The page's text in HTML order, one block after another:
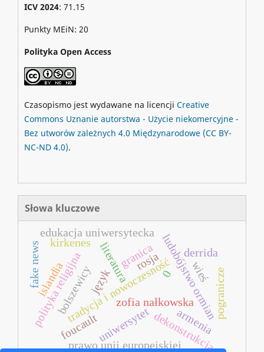
ICV 2024: 71.15
Punkty MEiN: 20
Polityka Open Access
Czasopismo jest wydawane na licencji Creative
Commons Uznanie autorstwa - Użycie niekomercyjne -
Bez utworów zależnych 4.0 Międzynarodowe (CC BY-
NC-ND 4.0).
Słowa kluczowe
rosja
tradycja i nowoczesnośćludobójstwo ormian
0
literatura
zofia nałkowska
uniwersytet
edukacja uniwersytecka
dekonstrukcja
derrida
foucault
język
bolszewicy
polityka religijna
prawo unii europejskiej
armenia
islandia
kirkenes
pogranicze
granica
fake news wieś